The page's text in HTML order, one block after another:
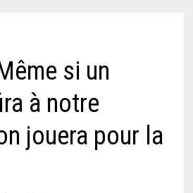
si un
à notre
jouera pour la